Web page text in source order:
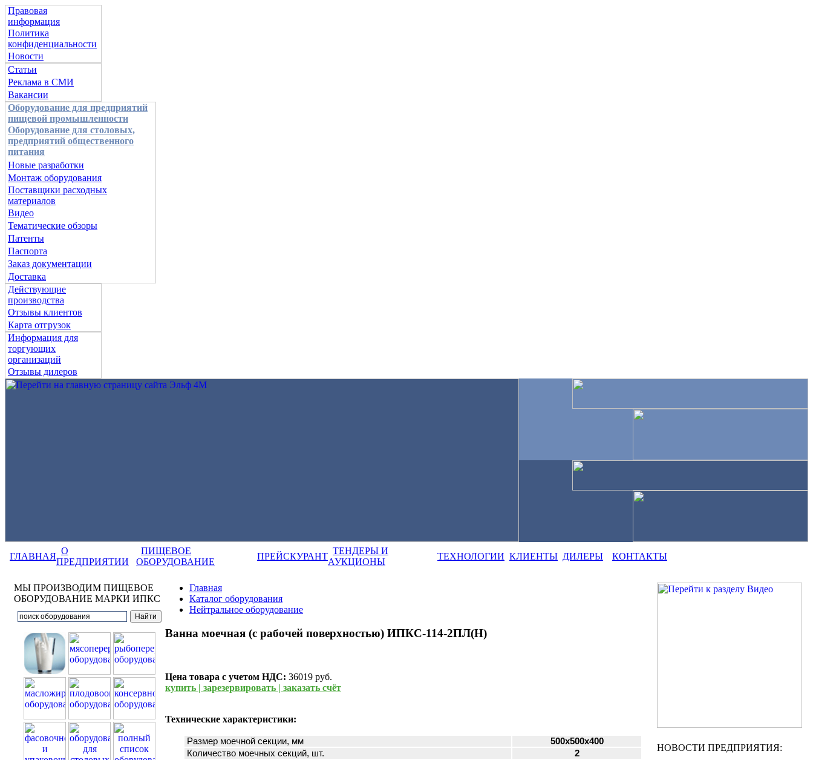
Правовая
информация
Политика
конфиденциальности
Новости
Статьи
Реклама в СМИ
Вакансии
Оборудование для предприятий
пищевой промышленности
Оборудование для столовых,
предприятий общественного
питания
Новые разработки
Монтаж оборудования
Поставщики расходных
материалов
Видео
Тематические обзоры
Патенты
Паспорта
Заказ документации
Доставка
Действующие
производства
Отзывы клиентов
Карта отгрузок
Информация для
торгующих
организаций
Отзывы дилеров
ГЛАВНАЯ
О
ПРЕДПРИЯТИИ
ПИЩЕВОЕ
ОБОРУДОВАНИЕ
ПРЕЙСКУРАНТ
ТЕНДЕРЫ И
АУКЦИОНЫ
ТЕХНОЛОГИИ КЛИЕНТЫ ДИЛЕРЫ КОНТАКТЫ
МЫ ПРОИЗВОДИМ ПИЩЕВОЕ
ОБОРУДОВАНИЕ МАРКИ ИПКС
Главная
Каталог оборудования
Нейтральное оборудование
Ванна моечная (с рабочей поверхностью) ИПКС-114-2ПЛ(Н)
Цена товара с учетом НДС: 36019 руб.
купить | зарезервировать | заказать счёт
Технические характеристики:
Размер моечной секции, мм
500x500x400
Количество моечных секций, шт.
2
НОВОСТИ ПРЕДПРИЯТИЯ: